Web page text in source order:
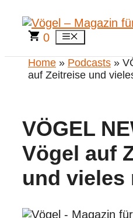
Inhalt
springen
0 Menü
Home » Podcasts »
auf Zeitreise und
VÖGEL
Vögel auf
und vieles